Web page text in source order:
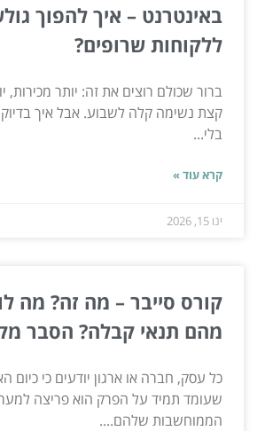
באינטרנט – איך להפוך
ללקוחות שרופים?
ברור שכולם רוצים את זה: יותר מכירות,
קצת נשימה קלה לשבוע. אבל איך
בלי...
קרא עוד »
ינו 15, 2026
קורס סייבר – מה זה? מה
מהם תנאי קבלה? הסבר
כל עסק, חברה או ארגון יודעים כי כיום
שעומד תמיד על הפרק הוא פריצה
הממוחשבות שלהם....